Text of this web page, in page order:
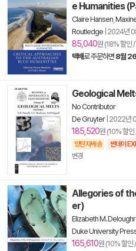
e Humanities
Claire Hansen
Routledge 2024년
85,040원 (18% 할인
택배로 주문하면 8월
Geological
No Contributor
De Gruyter| 2022년
185,520원 (10% 할
양탄자배송 썬데이
변경
Allegories of
er)
Elizabeth M.
Duke University
165,610원 (10% 할